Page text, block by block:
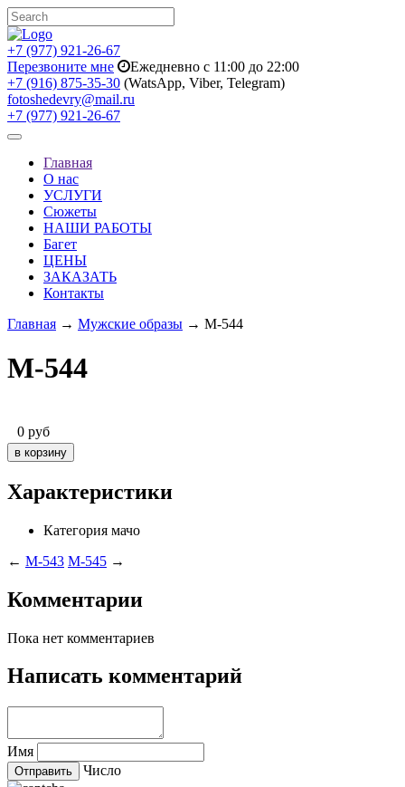
+7 (977) 921-26-67
Перезвоните мне
Ежедневно с 11:00 до 22:00
+7 (916) 875-35-30 (WatsApp, Viber, Telegram)
fotoshedevry@mail.ru
+7 (977) 921-26-67
Toggle
navigationГлавная
О нас
УСЛУГИ
Сюжеты
НАШИ РАБОТЫ
Багет
ЦЕНЫ
ЗАКАЗАТЬ
Контакты
Главная → Мужские образы → M-544
M-544
0 руб
Характеристики
Категория мачо
← M-543 M-545 →
Комментарии
Пока нет комментариев
Написать комментарий
Имя
Число